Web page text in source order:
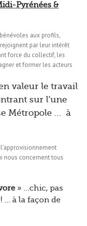
Pyrénées &
aux profils,
par leur intérêt
force du collectif, les
et former les acteurs
valeur le travail
sur l’une
Métropole … à
nous concernent tous
» …chic, pas
… à la façon de